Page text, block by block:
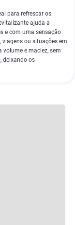
para refrescar os
ajuda a
e com uma sensação
viagens ou situações em
volume e maciez, sem
deixando-os